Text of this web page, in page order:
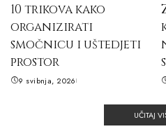
10 trikova kako
organizirati
smočnicu i uštedjeti
prostor
9 svibnja, 2026
UČITAJ